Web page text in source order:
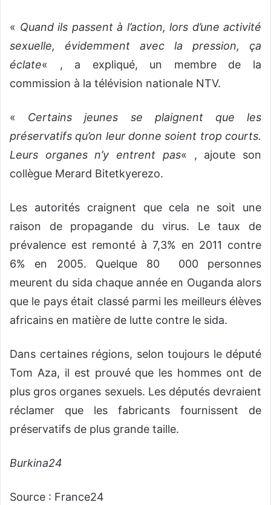
« Quand ils passent à l’action, lors d’une activité
sexuelle, évidemment avec la pression, ça
éclate« , a expliqué, un membre de la
commission à la télévision nationale NTV.
« Certains jeunes se plaignent que les
préservatifs qu’on leur donne soient trop courts.
Leurs organes n’y entrent pas« , ajoute son
collègue Merard Bitetkyerezo.
Les autorités craignent que cela ne soit une
raison de propagande du virus. Le taux de
prévalence est remonté à 7,3% en 2011 contre
6% en 2005. Quelque 80 000 personnes
meurent du sida chaque année en Ouganda alors
que le pays était classé parmi les meilleurs élèves
africains en matière de lutte contre le sida.
Dans certaines régions, selon toujours le député
Tom Aza, il est prouvé que les hommes ont de
plus gros organes sexuels. Les députés devraient
réclamer que les fabricants fournissent de
préservatifs de plus grande taille.
Burkina24
Source : France24